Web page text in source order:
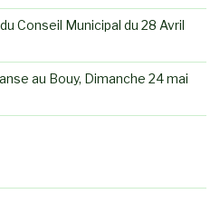
Conseil Municipal du 28 Avril
au Bouy, Dimanche 24 mai